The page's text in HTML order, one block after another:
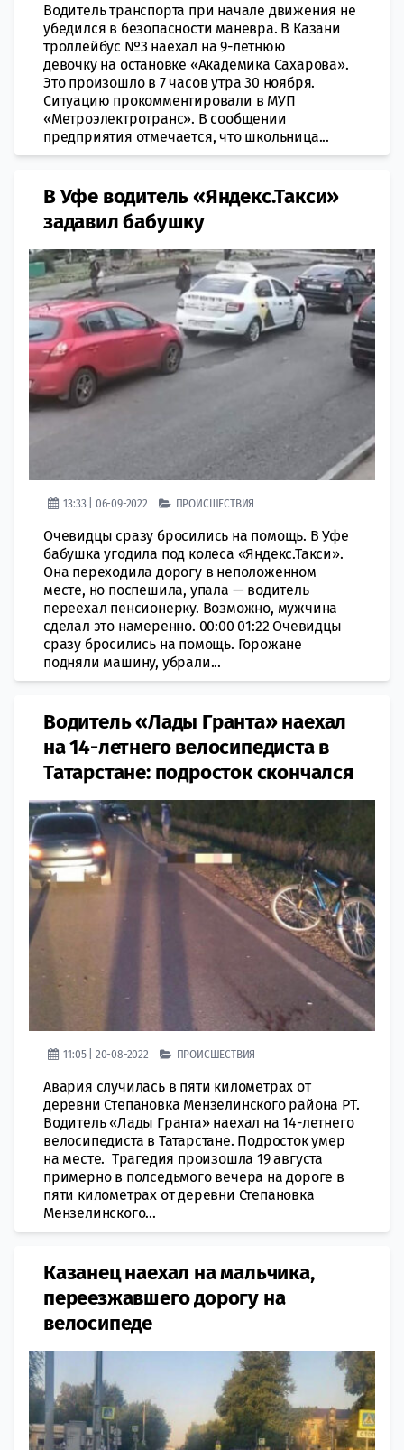
Водитель транспорта при начале движения не
убедился в безопасности маневра. В Казани
троллейбус №3 наехал на 9-летнюю
девочку на остановке «Академика Сахарова».
Это произошло в 7 часов утра 30 ноября.
Ситуацию прокомментировали в МУП
«Метроэлектротранс». В сообщении
предприятия отмечается, что школьница...
В Уфе водитель «Яндекс.Такси»
задавил бабушку
13:33 | 06-09-2022 ПРОИСШЕСТВИЯ
Очевидцы сразу бросились на помощь. В Уфе
бабушка угодила под колеса «Яндекс.Такси».
Она переходила дорогу в неположенном
месте, но поспешила, упала — водитель
переехал пенсионерку. Возможно, мужчина
сделал это намеренно. 00:00 01:22 Очевидцы
сразу бросились на помощь. Горожане
подняли машину, убрали...
​Водитель «Лады Гранта» наехал
на 14-летнего велосипедиста в
Татарстане: подросток скончался
11:05 | 20-08-2022 ПРОИСШЕСТВИЯ
Авария случилась в пяти километрах от
деревни Степановка Мензелинского района РТ.
Водитель «Лады Гранта» наехал на 14-летнего
велосипедиста в Татарстане. Подросток умер
на месте. Трагедия произошла 19 августа
примерно в полседьмого вечера на дороге в
пяти километрах от деревни Степановка
Мензелинского...
Казанец наехал на мальчика,
переезжавшего дорогу на
велосипеде